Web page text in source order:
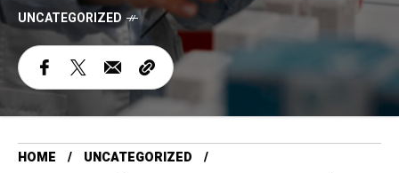
UNCATEGORIZED
HOME
UNCATEGORIZED